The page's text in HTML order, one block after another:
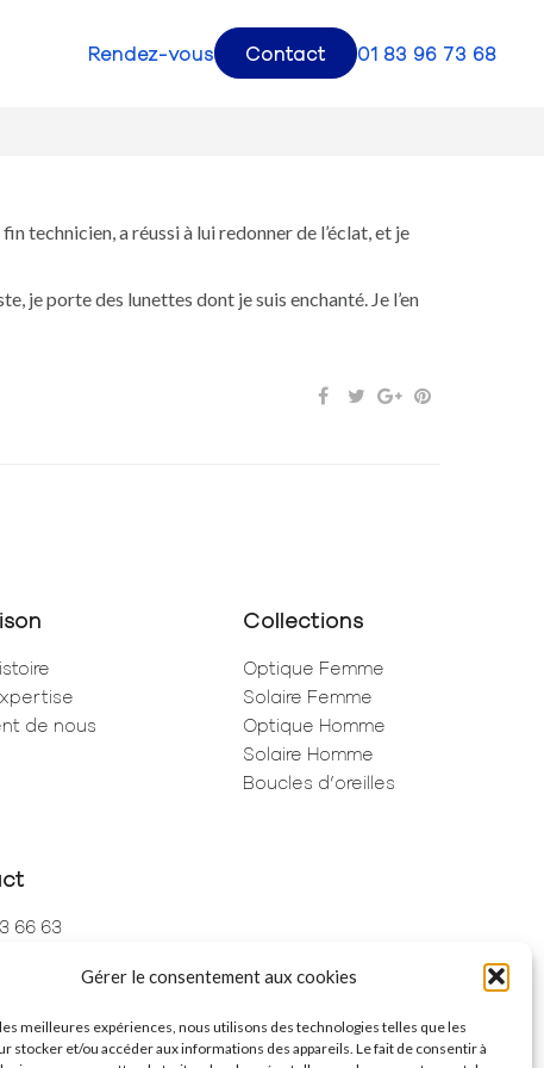
Gérer le consentement aux cookies
meilleures expériences, nous utilisons des technologies telles que les
stocker et/ou accéder aux informations des appareils. Le fait de consentir à
Rendez-vous Contact 01 83 96 73 68
technicien, a réussi à lui redonner de l’éclat, et je
je porte des lunettes dont je suis enchanté. Je l’en
de nous
Collections
Optique Femme
Solaire Femme
Optique Homme
Solaire Homme
Boucles d’oreilles
66 63
de Rivoli